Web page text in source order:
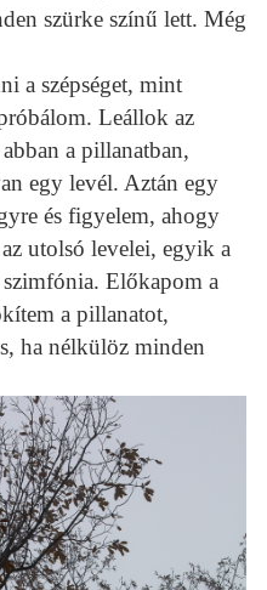
szürke színű lett. Még
a szépséget, mint
Leállok az
a pillanatban,
egy levél. Aztán egy
és figyelem, ahogy
utolsó levelei, egyik a
Előkapom a
a pillanatot,
ha nélkülöz minden